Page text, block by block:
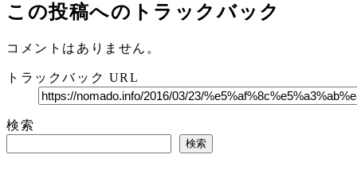
この投稿へのトラックバック
コメントはありません。
トラックバック URL
検索
検索